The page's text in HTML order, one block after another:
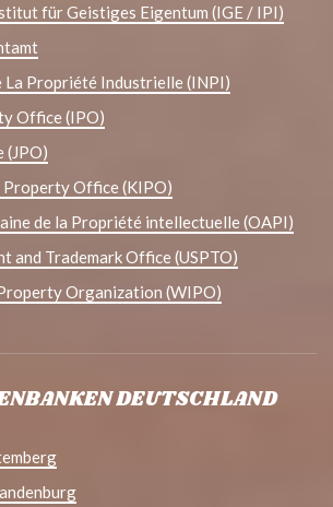
für Geistiges Eigentum (IGE / IPI)
Propriété Industrielle (INPI)
Office (IPO)
(JPO)
Office (KIPO)
de la Propriété intellectuelle (OAPI)
and Trademark Office (USPTO)
Organization (WIPO)
DEUTSCHLAND